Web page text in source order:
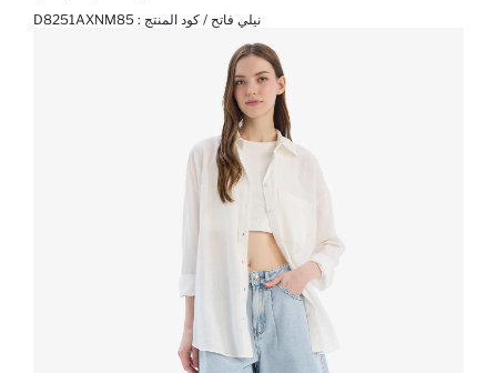
نيلي فاتح / كود المنتج : D8251AXNM85